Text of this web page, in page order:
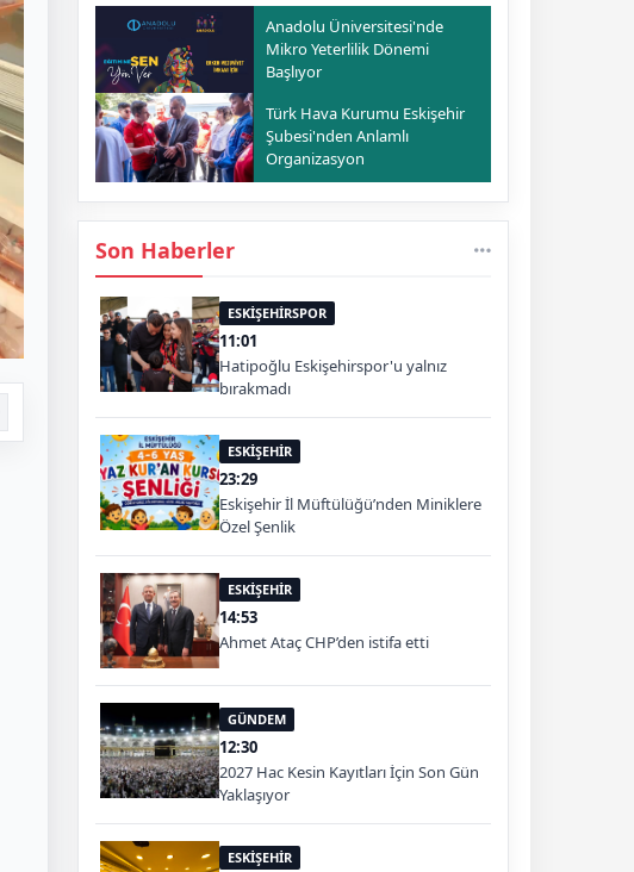
Anadolu Üniversitesi'nde
Mikro Yeterlilik Dönemi
Başlıyor
Türk Hava Kurumu Eskişehir
Şubesi'nden Anlamlı
Organizasyon
Son Haberler
ESKİŞEHİRSPOR
11:01
Hatipoğlu Eskişehirspor'u yalnız
bırakmadı
ESKİŞEHİR
23:29
Eskişehir İl Müftülüğü’nden Miniklere
Özel Şenlik
ESKİŞEHİR
14:53
Ahmet Ataç CHP’den istifa etti
GÜNDEM
12:30
2027 Hac Kesin Kayıtları İçin Son Gün
Yaklaşıyor
ESKİŞEHİR